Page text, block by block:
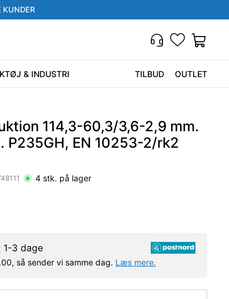
KUNDER
& INDUSTRI TILBUD OUTLET
114,3-60,3/3,6-2,9 mm.
P235GH, EN 10253-2/rk2
4 stk. på lager
1-3 dage
så sender vi samme dag. Læs mere.